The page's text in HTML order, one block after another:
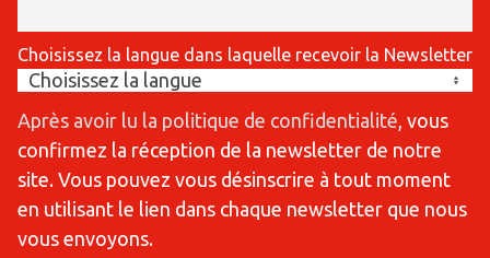
Choisissez la langue dans laquelle recevoir la Newsletter
Après avoir lu la politique de confidentialité, vous
confirmez la réception de la newsletter de notre
site. Vous pouvez vous désinscrire à tout moment
en utilisant le lien dans chaque newsletter que nous
vous envoyons.